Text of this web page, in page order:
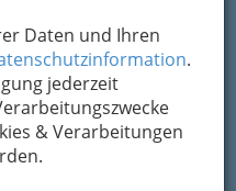
Daten und Ihren
.
jederzeit
& Verarbeitungen
vor Spam-Mails zu
dieser Stelle zur
ein sicheres